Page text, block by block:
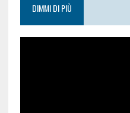
DIMMI DI PIÙ